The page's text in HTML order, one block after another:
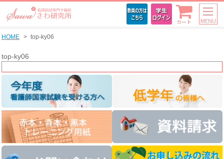
カート MENU
HOME top-ky06
top-ky06